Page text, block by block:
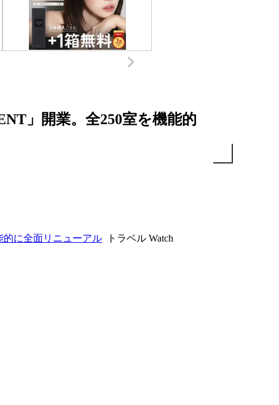
」開業。全250室を機能的
的に全面リニューアル トラベル Watch